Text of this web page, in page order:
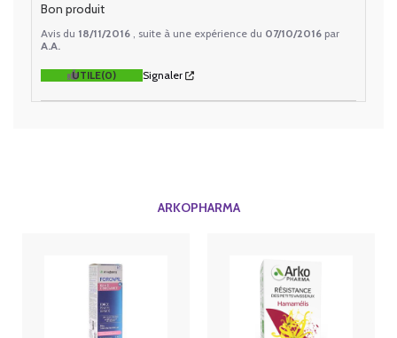
Bon produit
Avis du 18/11/2016 , suite à une expérience du 07/10/2016 par
A.A.
UTILE(0) Signaler
ARKOPHARMA